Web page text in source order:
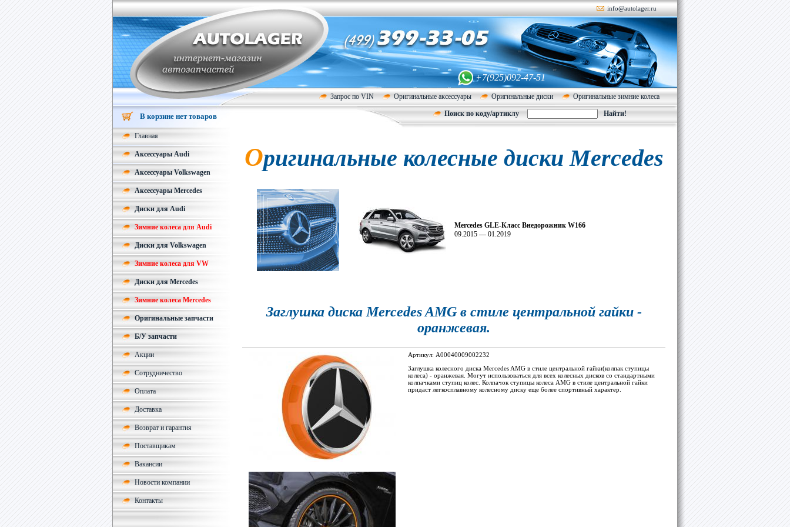
info@autolager.ru
+7(925)092-47-51
Запрос по VIN Оригинальные аксессуары Оригинальные диски Оригинальные зимние колеса
Поиск по коду/артиклу
В корзине нет товаров
Главная
Аксессуары Audi
Аксессуары Volkswagen
Аксессуары Mercedes
Диски для Audi
Зимние колеса для Audi
Диски для Volkswagen
Зимние колеса для VW
Диски для Mercedes
Зимние колеса Mercedes
Оригинальные запчасти
Б/У запчасти
Акции
Сотрудничество
Оплата
Доставка
Возврат и гарантия
Поставщикам
Вакансии
Новости компании
Контакты
Оригинальные колесные диски Mercedes
Mercedes GLE-Класс Внедорожник W166
09.2015 — 01.2019
Заглушка диска Mercedes AMG в стиле центральной гайки -
оранжевая.
Артикул: A00040009002232
Заглушка колесного диска Mercedes AMG в стиле центральной гайки(колпак ступицы
колеса) - оранжевая. Могут использоваться для всех колесных дисков со стандартными
колпачками ступиц колес. Колпачок ступицы колеса AMG в стиле центральной гайки
придаст легкосплавному колесному диску еще более спортивный характер.